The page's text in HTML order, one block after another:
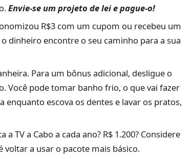
Envie-se um projeto de lei e pague-o!
R$3 com um cupom ou recebeu um
dinheiro encontre o seu caminho para a sua
Para um bônus adicional, desligue o
Você pode tomar banho frio, o que vai fazer
enquanto escova os dentes e lavar os pratos,
a TV a Cabo a cada ano? R$ 1.200? Considere
voltar a usar o pacote mais básico.